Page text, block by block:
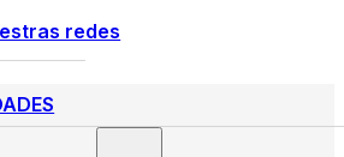
redes